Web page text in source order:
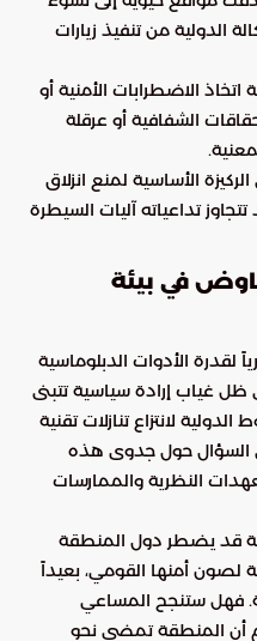
الدولية من تنفيذ زيارات
اتخاذ الاضطرابات الأمنية أو
الشفافية أو عرقلة
الأساسية لمنع انزلاق
تداعياته آليات السيطرة
في بيئة
لقدرة الأدوات الدبلوماسية
ظل غياب إرادة سياسية تتبنى
لانتزاع تنازلات تقنية
السؤال حول جدوى هذه
النظرية والممارسات
قد يضطر دول المنطقة
لصون أمنها القومي، بعيداً
فهل ستنجح المساعي
أن المنطقة تمضي نحو